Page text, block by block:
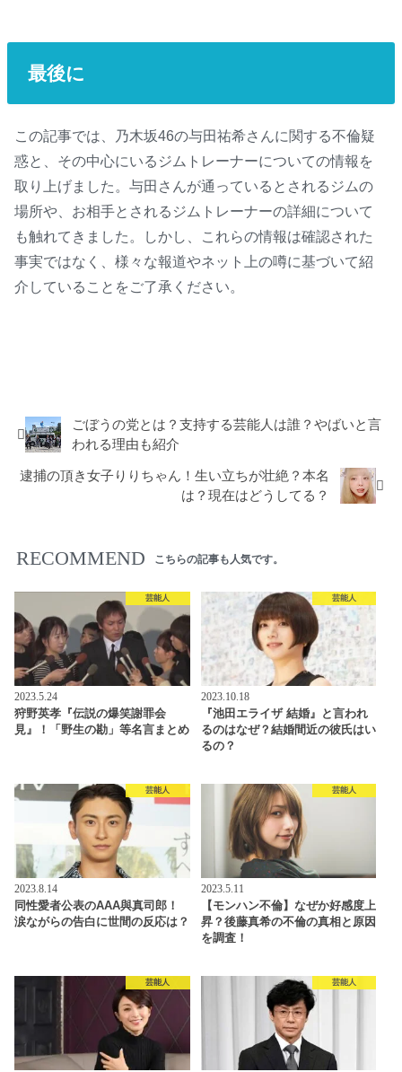
最後に
この記事では、乃木坂46の与田祐希さんに関する不倫疑
惑と、その中心にいるジムトレーナーについての情報を
取り上げました。与田さんが通っているとされるジムの
場所や、お相手とされるジムトレーナーの詳細について
も触れてきました。しかし、これらの情報は確認された
事実ではなく、様々な報道やネット上の噂に基づいて紹
介していることをご了承ください。
ごぼうの党とは？支持する芸能人は誰？やばいと言
われる理由も紹介
逮捕の頂き女子りりちゃん！生い立ちが壮絶？本名
は？現在はどうしてる？
RECOMMEND こちらの記事も人気です。
芸能人
2023.5.24
狩野英孝『伝説の爆笑謝罪会
見』！「野生の勘」等名言まとめ
芸能人
2023.10.18
『池田エライザ 結婚』と言われ
るのはなぜ？結婚間近の彼氏はい
るの？
芸能人
2023.8.14
同性愛者公表のAAA與真司郎！
涙ながらの告白に世間の反応は？
芸能人
2023.5.11
【モンハン不倫】なぜか好感度上
昇？後藤真希の不倫の真相と原因
を調査！
芸能人 芸能人